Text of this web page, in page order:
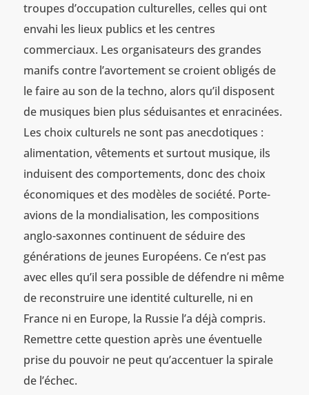
troupes d’occupation culturelles, celles qui ont
envahi les lieux publics et les centres
commerciaux. Les organisateurs des grandes
manifs contre l’avortement se croient obligés de
le faire au son de la techno, alors qu’il disposent
de musiques bien plus séduisantes et enracinées.
Les choix culturels ne sont pas anecdotiques :
alimentation, vêtements et surtout musique, ils
induisent des comportements, donc des choix
économiques et des modèles de société. Porte-
avions de la mondialisation, les compositions
anglo-saxonnes continuent de séduire des
générations de jeunes Européens. Ce n’est pas
avec elles qu’il sera possible de défendre ni même
de reconstruire une identité culturelle, ni en
France ni en Europe, la Russie l’a déjà compris.
Remettre cette question après une éventuelle
prise du pouvoir ne peut qu’accentuer la spirale
de l’échec.